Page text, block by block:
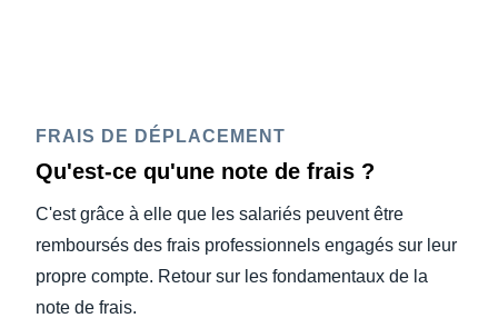
FRAIS DE DÉPLACEMENT
Qu'est-ce qu'une note de frais ?
C'est grâce à elle que les salariés peuvent être
remboursés des frais professionnels engagés sur leur
propre compte. Retour sur les fondamentaux de la
note de frais.